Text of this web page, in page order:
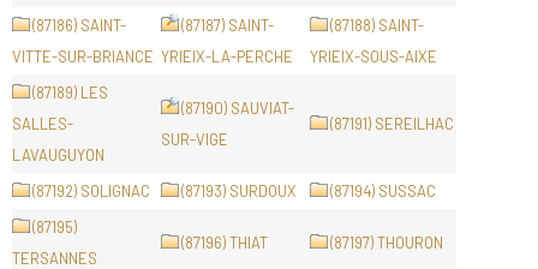
(87186) SAINT-
VITTE-SUR-BRIANCE
(87187) SAINT-
YRIEIX-LA-PERCHE
(87188) SAINT-
YRIEIX-SOUS-AIXE
(87189) LES
SALLES-
LAVAUGUYON
(87190) SAUVIAT-
SUR-VIGE
(87191) SEREILHAC
(87192) SOLIGNAC (87193) SURDOUX
(87194) SUSSAC
(87195)
TERSANNES
(87196) THIAT (87197) THOURON